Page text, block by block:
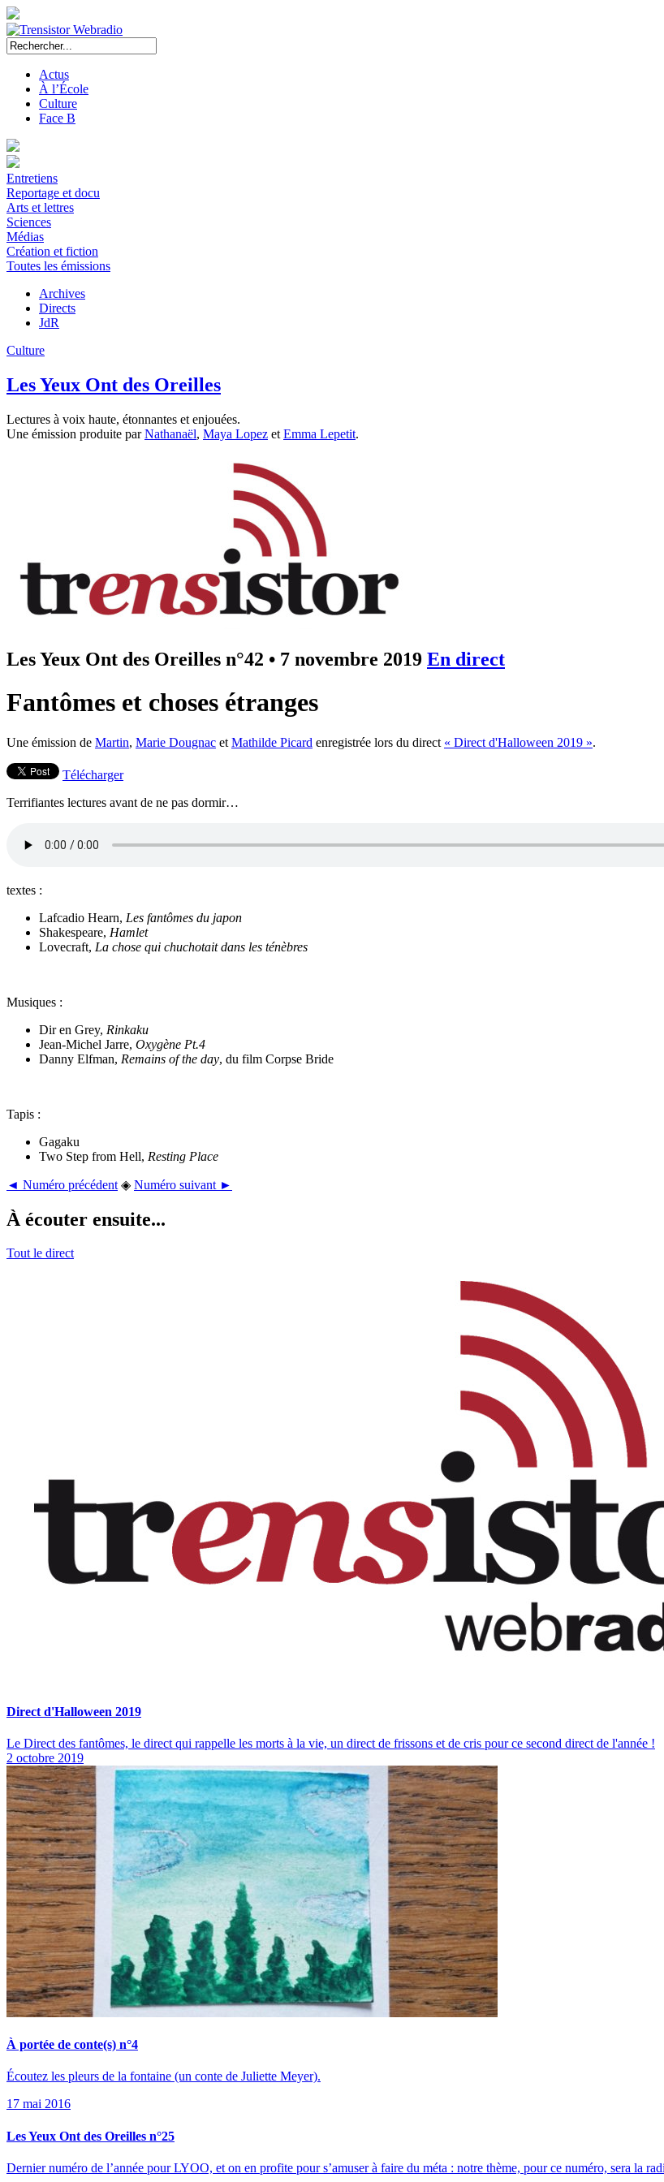
Actus
À l’École
Culture
Face B
Entretiens
Reportage et docu
Arts et lettres
Sciences
Médias
Création et fiction
Toutes les émissions
Archives
Directs
JdR
Culture
Les Yeux Ont des Oreilles
Lectures à voix haute, étonnantes et enjouées.
Une émission produite parNathanaël, Maya Lopez et Emma Lepetit.
Les Yeux Ont des Oreilles n°42 • 7 novembre 2019 En direct
Fantômes et choses étranges
Une émission de Martin, Marie Dougnac et Mathilde Picard enregistrée lors du direct « Direct d'Halloween 2019 ».
Télécharger
Terrifiantes lectures avant de ne pas dormir…
textes :
Lafcadio Hearn, Les fantômes du japon
Shakespeare, Hamlet
Lovecraft, La chose qui chuchotait dans les ténèbres
Musiques :
Dir en Grey, Rinkaku
Jean-Michel Jarre, Oxygène Pt.4
Danny Elfman, Remains of the day, du film Corpse Bride
Tapis :
Gagaku
Two Step from Hell, Resting Place
◄ Numéro précédent ◈ Numéro suivant ►
À écouter ensuite...
Tout le direct
Direct d'Halloween 2019
Le Direct des fantômes, le direct qui rappelle les morts à la vie, un direct de frissons et de cris pour ce second direct de l'année !
2 octobre 2019
À portée de conte(s) n°4
Écoutez les pleurs de la fontaine (un conte de Juliette Meyer).
17 mai 2016
Les Yeux Ont des Oreilles n°25
Dernier numéro de l’année pour LYOO, et on en profite pour s’amuser à faire du méta : notre thème, pour ce numéro, sera la